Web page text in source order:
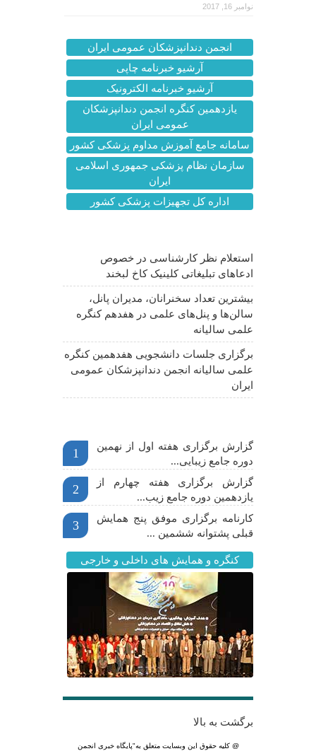
نوامبر 16, 2017
انجمن دندانپزشکان عمومی ایران
آرشیو خبرنامه چاپی
آرشیو خبرنامه الکترونیک
یازدهمین کنگره انجمن دندانپزشکان
عمومی ایران
سامانه جامع آموزش مداوم پزشکی کشور
سازمان نظام پزشکی جمهوری اسلامی
ایران
اداره کل تجهیزات پزشکی کشور
استعلام نظر کارشناسی در خصوص
ادعاهای تبلیغاتی کلینیک کاخ لبخند
بیشترین تعداد سخنرانان، مدیران پانل،
سالن‌ها و پنل‌های علمی در هفدهم کنگره
علمی سالیانه
برگزاری جلسات دانشجویی هفدهمین کنگره
علمی سالیانه انجمن دندانپزشکان عمومی
ایران
1
گزارش برگزاری هفته اول از نهمین
دوره جامع زیبایی...
2
گزارش برگزاری هفته چهارم از
یازدهمین دوره جامع زیب...
3
کارنامه برگزاری موفق پنج همایش
قبلی پشتوانه ششمین ...
کنگره و همایش های داخلی و خارجی
برگشت به بالا
@ کلیه حقوق این وبسایت متعلق به"پایگاه خبری انجمن